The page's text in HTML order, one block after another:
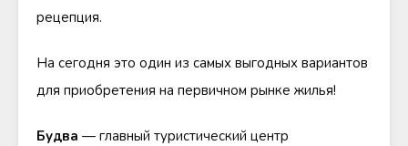
рецепция.
На сегодня это один из самых выгодных вариантов
для приобретения на первичном рынке жилья!
Будва — главный туристический центр